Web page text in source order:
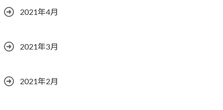
2021年4月
2021年3月
2021年2月